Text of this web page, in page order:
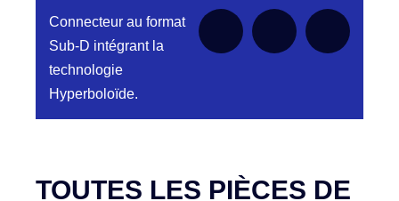
Connecteur au format
Sub-D intégrant la
technologie
Hyperboloïde.
TOUTES LES PIÈCES DE